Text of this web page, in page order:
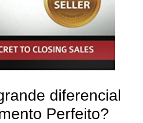
diferencial
Perfeito?